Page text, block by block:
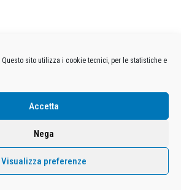
Questo sito utilizza i cookie tecnici, per le statistiche e
Accetta
Nega
Visualizza preferenze